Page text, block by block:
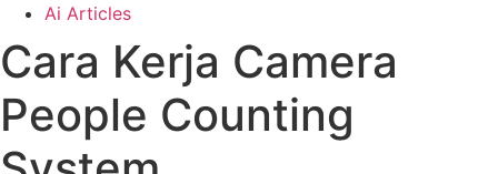
Ai Articles
Cara Kerja Camera
People Counting